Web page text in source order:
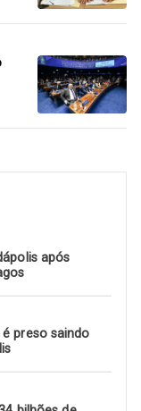
após
preso saindo